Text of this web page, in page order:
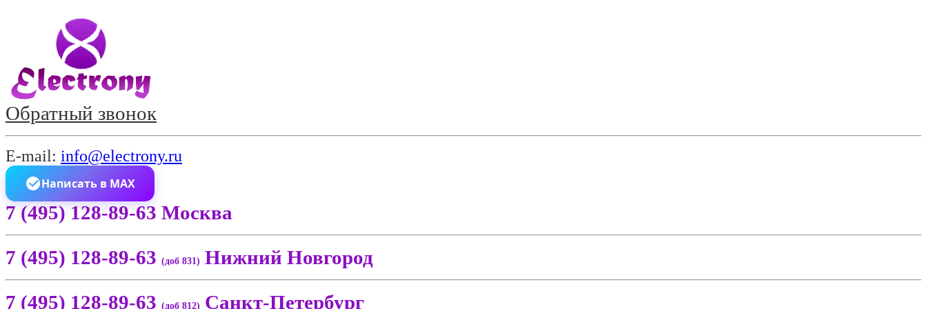
Обратный звонок
E-mail: info@electrony.ru
Написать в MAX
7 (495) 128-89-63 Москва
7 (495) 128-89-63 (доб 831) Нижний Новгород
7 (495) 128-89-63 (доб 812) Санкт-Петербург